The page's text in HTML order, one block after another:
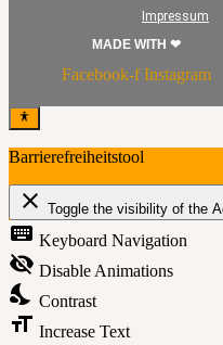
Impressum
MADE WITH ❤
Facebook-f Instagram
Barrierefreiheitstool
close Toggle the visibility of the
keyboard Keyboard Navigation
visibility_off Disable Animations
nights_stay Contrast
format_size Increase Text